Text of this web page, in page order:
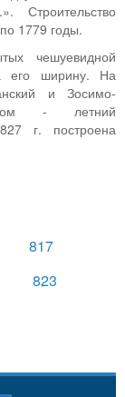
Строительство
1779 годы.
чешуевидной
его ширину. На
и Зосимо-
- летний
г. построена
817
823